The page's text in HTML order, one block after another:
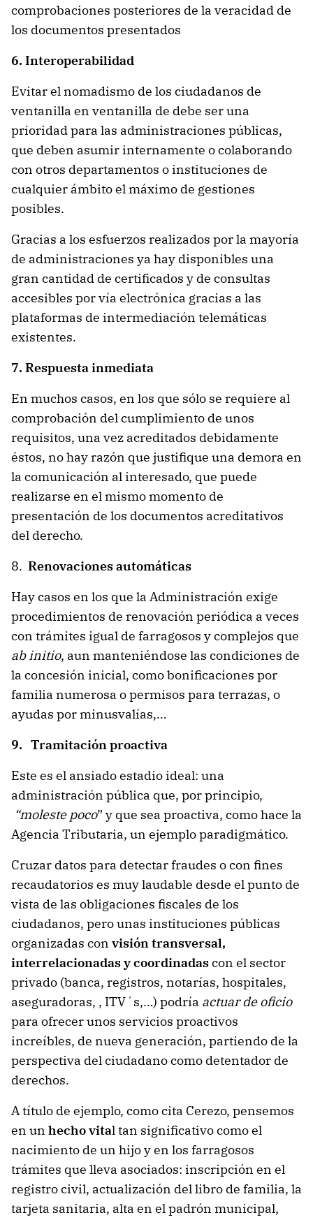
comprobaciones posteriores de la veracidad de
los documentos presentados
6. Interoperabilidad
Evitar el nomadismo de los ciudadanos de
ventanilla en ventanilla de debe ser una
prioridad para las administraciones públicas,
que deben asumir internamente o colaborando
con otros departamentos o instituciones de
cualquier ámbito el máximo de gestiones
posibles.
Gracias a los esfuerzos realizados por la mayoría
de administraciones ya hay disponibles una
gran cantidad de certificados y de consultas
accesibles por vía electrónica gracias a las
plataformas de intermediación telemáticas
existentes.
7. Respuesta inmediata
En muchos casos, en los que sólo se requiere al
comprobación del cumplimiento de unos
requisitos, una vez acreditados debidamente
éstos, no hay razón que justifique una demora en
la comunicación al interesado, que puede
realizarse en el mismo momento de
presentación de los documentos acreditativos
del derecho.
8. Renovaciones automáticas
Hay casos en los que la Administración exige
procedimientos de renovación periódica a veces
con trámites igual de farragosos y complejos que
ab initio, aun manteniéndose las condiciones de
la concesión inicial, como bonificaciones por
familia numerosa o permisos para terrazas, o
ayudas por minusvalías,…
9. Tramitación proactiva
Este es el ansiado estadio ideal: una
administración pública que, por principio,
“moleste poco” y que sea proactiva, como hace la
Agencia Tributaria, un ejemplo paradigmático.
Cruzar datos para detectar fraudes o con fines
recaudatorios es muy laudable desde el punto de
vista de las obligaciones fiscales de los
ciudadanos, pero unas instituciones públicas
organizadas con visión transversal,
interrelacionadas y coordinadascon el sector
privado (banca, registros, notarías, hospitales,
aseguradoras, , ITV´s,…) podría actuar de oficio
para ofrecer unos servicios proactivos
increíbles, de nueva generación, partiendo de la
perspectiva del ciudadano como detentador de
derechos.
A título de ejemplo, como cita Cerezo, pensemos
en un hecho vital tan significativo como el
nacimiento de un hijo y en los farragosos
trámites que lleva asociados: inscripción en el
registro civil, actualización del libro de familia, la
tarjeta sanitaria, alta en el padrón municipal,